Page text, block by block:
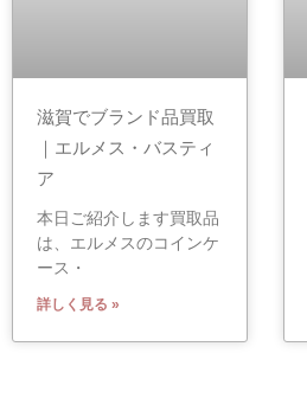
滋賀でブランド品買取
｜エルメス・バスティ
ア
本日ご紹介します買取品
は、エルメスのコインケ
ース・
詳しく見る »